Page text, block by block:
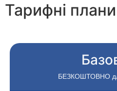
Тарифні плани
БЕЗКОШТОВНО